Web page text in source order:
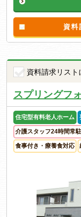
資料
資料請求リスト
スプリングフ
住宅型有料老人ホーム
介護スタッフ24時間常駐
食事付き・療養食対応